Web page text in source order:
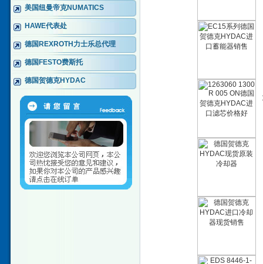
美国纽曼帝克NUMATICS
HAWE代表处
德国REXROTH力士乐总代理
德国FESTO费斯托
德国贺德克HYDAC